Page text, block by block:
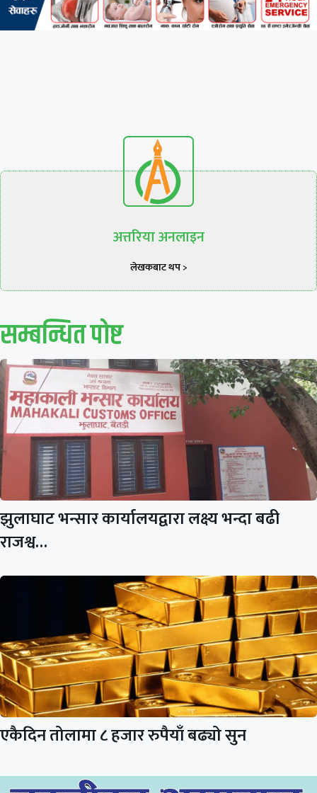
अत्तरिया अनलाइन
लेखकबाट थप >
सम्बन्धित पाेष्ट
झुलाघाट भन्सार कार्यालयद्वारा लक्ष्य भन्दा बढी
राजश्व…
एकैदिन तोलामा ८ हजार रुपैयाँ बढ्यो सुन